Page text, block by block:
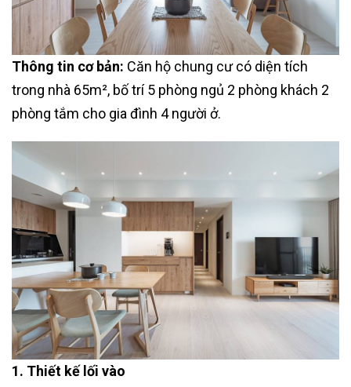
Thông tin cơ bản: Căn hộ chung cư có diện tích
trong nhà 65m², bố trí 5 phòng ngủ 2 phòng khách 2
phòng tắm cho gia đình 4 người ở.
1. Thiết kế lối vào